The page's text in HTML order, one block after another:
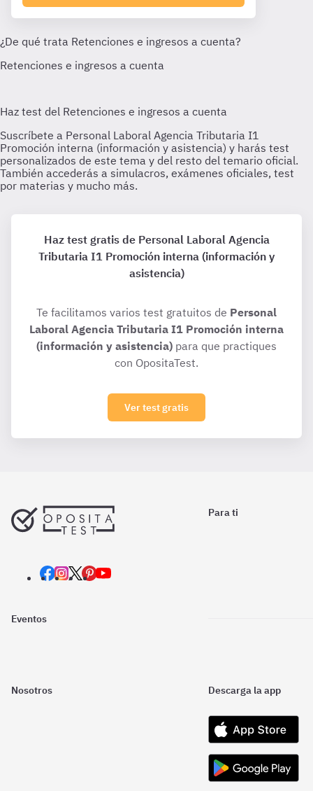
Haz test gratis de Personal Laboral Agencia
Tributaria I1 Promoción interna (información y
asistencia)
Te facilitamos varios test gratuitos de Personal
Laboral Agencia Tributaria I1 Promoción interna
(información y asistencia) para que practiques
con OpositaTest.
Ver test gratis
Para ti
Eventos
Nosotros Descarga la app